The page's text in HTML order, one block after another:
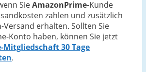
SieAmazonPrime-Kunde
zahlen und zusätzlich
Versand erhalten. Sollten Sie
Konto haben, können Sie jetzt
Mitgliedschaft 30 Tage
.